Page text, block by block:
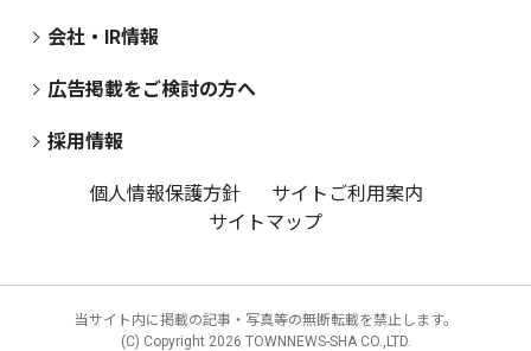
会社・IR情報
広告掲載をご検討の方へ
採用情報
個人情報保護方針
サイトご利用案内
サイトマップ
当サイト内に掲載の記事・写真等の無断転載を禁止します。
(C) Copyright 2026 TOWNNEWS-SHA CO.,LTD.